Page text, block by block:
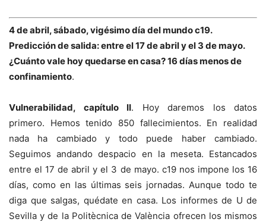
4 de abril, sábado, vigésimo día del mundo c19.
Predicción de salida: entre el 17 de abril y el 3 de mayo.
¿Cuánto vale hoy quedarse en casa? 16 días menos de
confinamiento.
Vulnerabilidad, capítulo II. Hoy daremos los datos
primero. Hemos tenido 850 fallecimientos. En realidad
nada ha cambiado y todo puede haber cambiado.
Seguimos andando despacio en la meseta. Estancados
entre el 17 de abril y el 3 de mayo. c19 nos impone los 16
días, como en las últimas seis jornadas. Aunque todo te
diga que salgas, quédate en casa. Los informes de U de
Sevilla y de la Politècnica de València ofrecen los mismos